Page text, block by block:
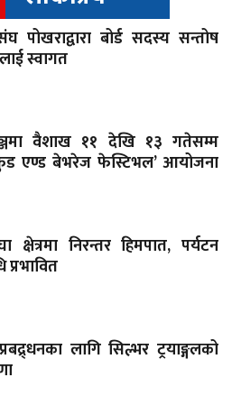
पोखराद्वारा बोर्ड सदस्य सन्तोष
स्वागत
वैशाख ११ देखि १३ गतेसम्म
फुड एण्ड बेभरेज फेस्टिभल’ आयोजना
क्षेत्रमा निरन्तर हिमपात, पर्यटन
प्रभावित
लागि सिल्भर ट्रयाङ्गलको